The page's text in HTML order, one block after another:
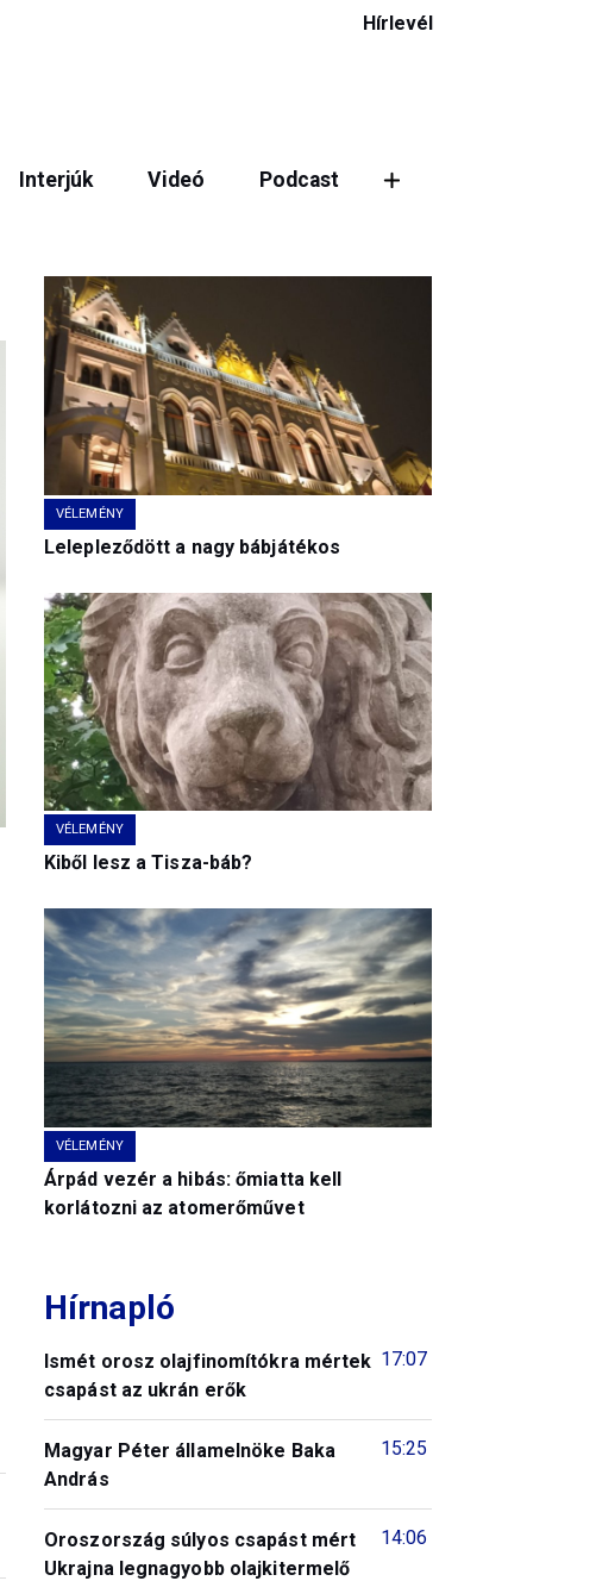
Hírlevél
Interjúk Videó Podcast
VÉLEMÉNY
Lelepleződött a nagy bábjátékos
VÉLEMÉNY
Kiből lesz a Tisza-báb?
VÉLEMÉNY
Árpád vezér a hibás: őmiatta kell
korlátozni az atomerőművet
Hírnapló
17:07
Ismét orosz olajfinomítókra mértek
csapást az ukrán erők
15:25
Magyar Péter államelnöke Baka
András
14:06
Oroszország súlyos csapást mért
Ukrajna legnagyobb olajkitermelő